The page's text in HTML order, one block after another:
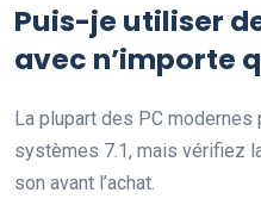
Puis-je utiliser
avec n’importe
La plupart des PC modernes
systèmes 7.1, mais vérifiez
son avant l’achat.